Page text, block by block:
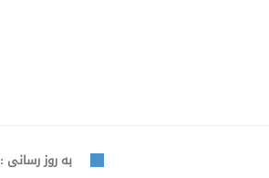
به روز رسانی :